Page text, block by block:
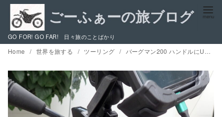
ン
GO FOR! GO FAR! 日々旅のことばかり
Home 世界を旅する ツーリング バーグマン200 ハンドルにUSB電源を取り付ける/ハンドルカバーを外しての配線方法